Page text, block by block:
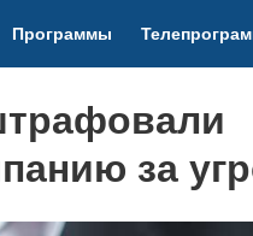
Программы
за